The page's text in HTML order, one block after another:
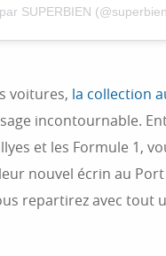
SUPERBIEN
voitures, la collection
incontournable.
et les Formule 1,
nouvel écrin au
repartirez avec tout